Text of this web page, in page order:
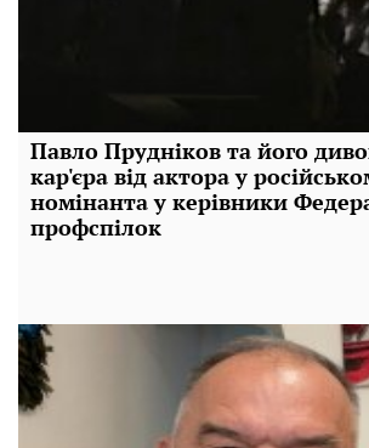
Павло Прудніков та його
кар'єра від актора у
номінанта у керівники
профспілок